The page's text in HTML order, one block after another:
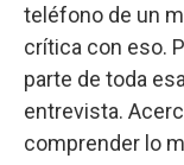
teléfono de un
crítica con eso.
parte de toda
entrevista.
comprender lo